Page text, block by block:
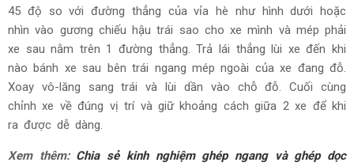
45 độ so với đường thẳng của vỉa hè như hình dưới hoặc
nhìn vào gương chiếu hậu trái sao cho xe mình và mép phải
xe sau nằm trên 1 đường thẳng. Trả lái thẳng lùi xe đến khi
nào bánh xe sau bên trái ngang mép ngoài của xe đang đỗ.
Xoay vô-lăng sang trái và lùi dần vào chỗ đỗ. Cuối cùng
chỉnh xe về đúng vị trí và giữ khoảng cách giữa 2 xe để khi
ra được dễ dàng.
Xem thêm: Chia sẻ kinh nghiệm ghép ngang và ghép dọc